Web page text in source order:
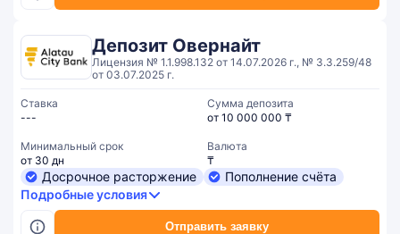
Депозит Овернайт
Лицензия № 1.1.998.132 от 14.07.2026 г., № 3.3.259/48
от 03.07.2025 г.
Отправить заявку
Ставка
---
Сумма депозита
от 10 000 000 ₸
Минимальный срок
от 30 дн
Валюта
₸
Досрочное расторжение
Пополнение счёта
Подробные условия